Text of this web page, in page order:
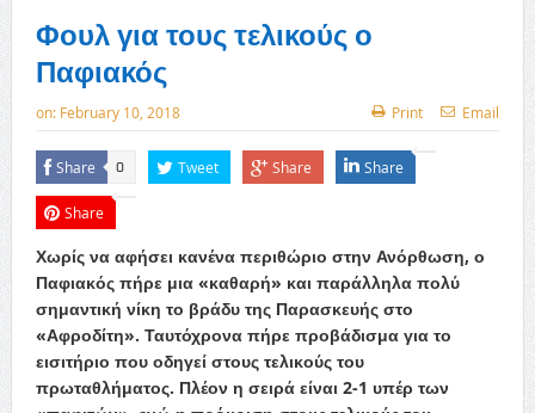
Φουλ για τους τελικούς ο
Παφιακός
on: February 10, 2018 Print Email
Share 0 Tweet Share Share
Share
Χωρίς να αφήσει κανένα περιθώριο στην Ανόρθωση, ο
Παφιακός πήρε μια «καθαρή» και παράλληλα πολύ
σημαντική νίκη το βράδυ της Παρασκευής στο
«Αφροδίτη». Ταυτόχρονα πήρε προβάδισμα για το
εισιτήριο που οδηγεί στους τελικούς του
πρωταθλήματος. Πλέον η σειρά είναι 2-1 υπέρ των